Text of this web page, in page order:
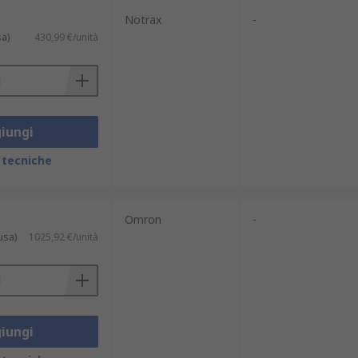
430,99 €/unità
tecniche
Notrax -
1025,92 €/unità
Omron -